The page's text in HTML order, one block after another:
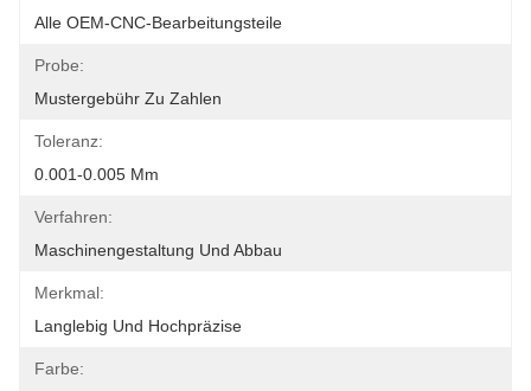
Alle OEM-CNC-Bearbeitungsteile
Probe:
Mustergebühr Zu Zahlen
Toleranz:
0.001-0.005 Mm
Verfahren:
Maschinengestaltung Und Abbau
Merkmal:
Langlebig Und Hochpräzise
Farbe: